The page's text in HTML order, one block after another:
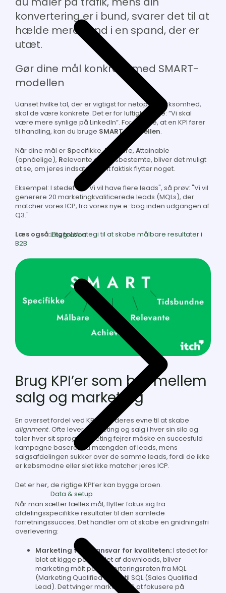
Integration
Data & setup
konvertering er i bund, svarer det til at
hælde mere vand i en spand, der er
utæt.
Gør dine mål konkrete med SMART-
modellen
Uanset hvilke tal, der er vigtigst for netop din virksomhed,
skal de være konkrete. Det er for luftigt at sige: ”Vi skal
være mere synlige på LinkedIn”. For at sikre, at en KPI fører
til handling, kan du bruge SMART-modellen.
Når dine mål er Specifikke,M ålbare, Attainable
(opnåelige), Relevante og
idsbestemte, bliver det muligt
at se, om jeres indsatser rent faktisk flytter noget.
Eksempel: I stedet for "Vi vil have flere leads", så prøv: "Vi vil
generere 20 marketingkvalificerede leads (MQLs), der
matcher vores ICP, fra vores nye e-bog inden udgangen af
Q3."
Læs også:Digital strategi til at skabe målbare resultater i
B2B
Brug KPI’er som bro mellem
salg og marketing
En overset fordel ved KPI’er er deres evne til at skabe
alignment. Ofte lever marketing og salg i hver sin silo og
taler hver sit sprog. Marketing fejrer måske en succesfuld
kampagne baseret på mængden af leads, mens
salgsafdelingen sukker over de samme leads, fordi de ikke
er købsmodne eller slet ikke matcher jeres ICP.
Det er her, de rigtige KPI’er kan bygge broen.
Når man sætter fælles mål, flytter fokus sig fra
afdelingsspecifikke resultater til den samlede
forretningssucces. Det handler om at skabe en gnidningsfri
overlevering:
Marketing tager ansvar for kvaliteten:I stedet for
blot at kigge på antallet af downloads, bliver
marketing målt på konverteringsraten fra MQL
(Marketing Qualified Lead) til SQL (Sales Qualified
Lead). Det tvinger marketing til at fokusere på